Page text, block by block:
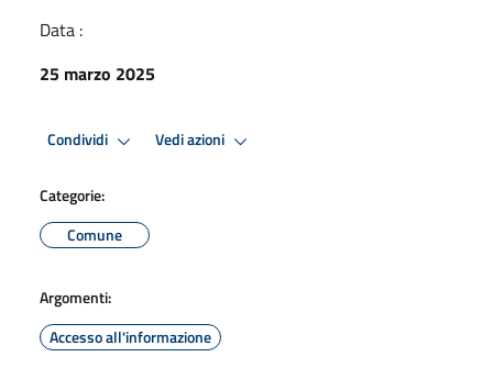
Data :
25 marzo 2025
Condividi Vedi azioni
Categorie:
Comune
Argomenti:
Accesso all'informazione